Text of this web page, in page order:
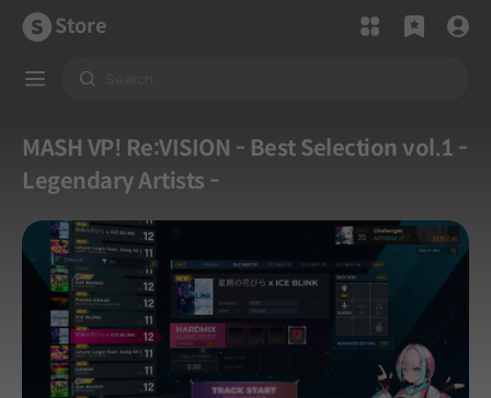
Store
MASH VP! Re:VISION - Best Selection vol.1 -
Legendary Artists -